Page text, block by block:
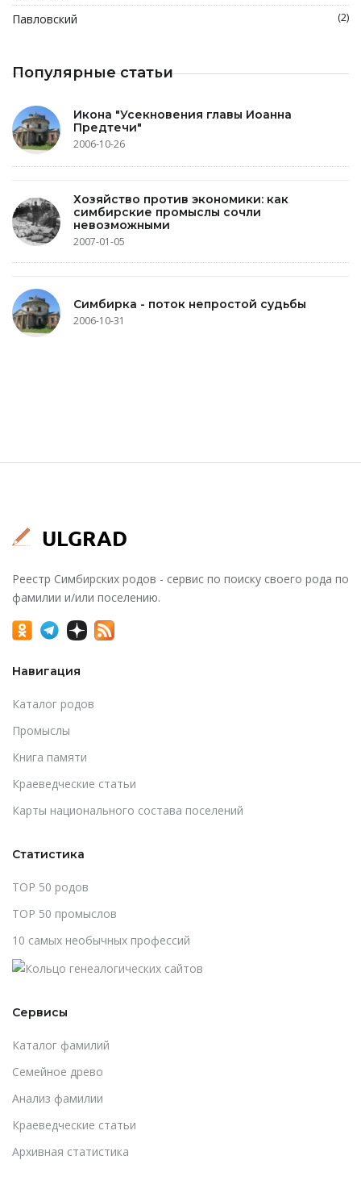
Павловский (2)
Популярные статьи
Икона "Усекновения главы Иоанна
Предтечи"
2006-10-26
Хозяйство против экономики: как
симбирские промыслы сочли
невозможными
2007-01-05
Симбирка - поток непростой судьбы
2006-10-31
Реестр Симбирских родов - сервис по поиску своего рода по
фамилии и/или поселению.
Навигация
Каталог родов
Промыслы
Книга памяти
Краеведческие статьи
Карты национального состава поселений
Статистика
TOP 50 родов
TOP 50 промыслов
10 самых необычных профессий
Сервисы
Каталог фамилий
Cемейное древо
Анализ фамилии
Краеведческие статьи
Архивная статистика